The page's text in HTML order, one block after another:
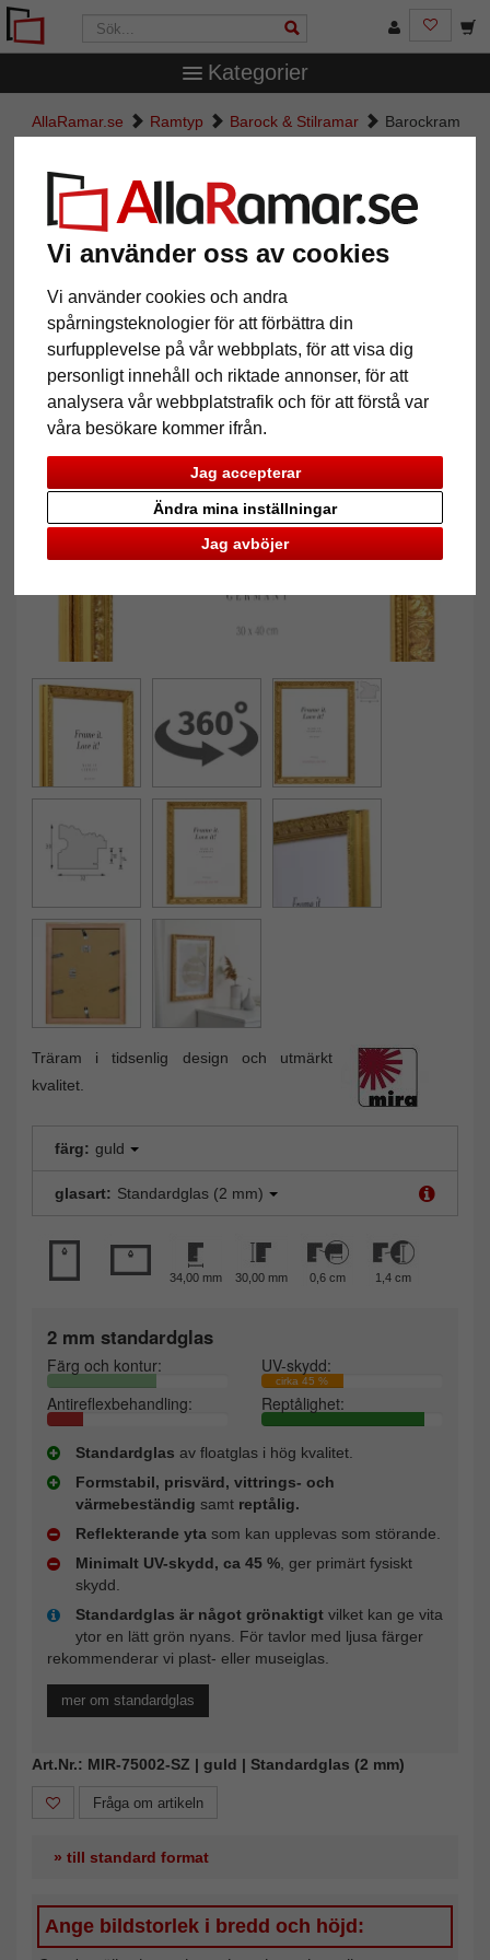
Vi använder oss av cookies
Vi använder cookies och andra
spårningsteknologier för att förbättra din
surfupplevelse på vår webbplats, för att visa dig
personligt innehåll och riktade annonser, för att
analysera vår webbplatstrafik och för att förstå var
våra besökare kommer ifrån.
Jag accepterar
Jag avböjer
Ändra mina inställningar
Kategorier
AllaRamar.se Ramtyp Barock & Stilramar
Barockram
Barockram Versailles efter mått
Tillbaka
Träram i tidsenlig design och utmärkt
kvalitet.
färg: guld
glasart: Standardglas (2 mm)
34,00 mm 30,00 mm 0,6 cm 1,4 cm
2 mm standardglas
Färg och kontur: UV-skydd:
cirka 45 %
Antireflexbehandling: Reptålighet:
Standardglas av floatglas i hög kvalitet.
Formstabil, prisvärd, vittrings- och
värmebeständig samt reptålig.
Reflekterande yta som kan upplevas som störande.
Minimalt UV-skydd, ca 45 % , ger primärt fysiskt
skydd.
Standardglas är något grönaktigt vilket kan ge vita
ytor en lätt grön nyans. För tavlor med ljusa färger
rekommenderar vi plast- eller museiglas.
mer om standardglas
Art.Nr.: MIR-75002-SZ | guld | Standardglas (2 mm)
Fråga om artikeln
» till standard format
Ange bildstorlek i bredd och höjd: